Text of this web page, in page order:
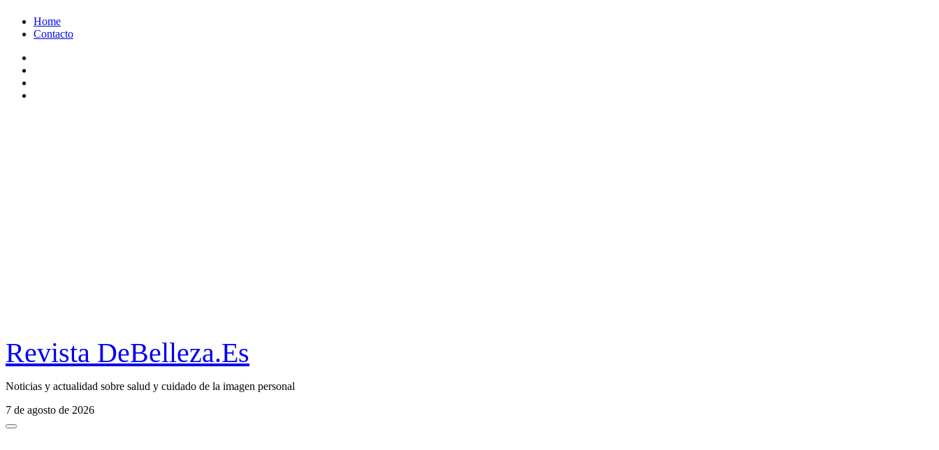
Home
Contacto
Revista DeBelleza.Es
Noticias y actualidad sobre salud y cuidado de la imagen personal
7 de agosto de 2026